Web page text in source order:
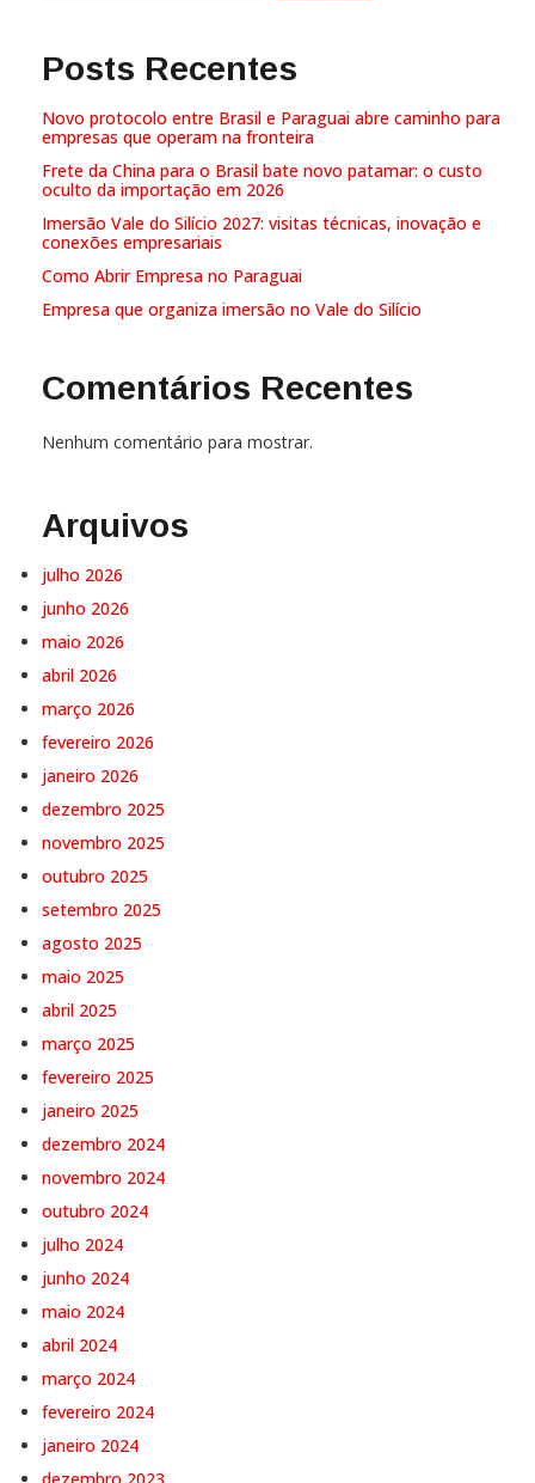
Posts Recentes
Novo protocolo entre Brasil e Paraguai abre caminho para
empresas que operam na fronteira
Frete da China para o Brasil bate novo patamar: o custo
oculto da importação em 2026
Imersão Vale do Silício 2027: visitas técnicas, inovação e
conexões empresariais
Como Abrir Empresa no Paraguai
Empresa que organiza imersão no Vale do Silício
Comentários Recentes
Nenhum comentário para mostrar.
Arquivos
julho 2026
junho 2026
maio 2026
abril 2026
março 2026
fevereiro 2026
janeiro 2026
dezembro 2025
novembro 2025
outubro 2025
setembro 2025
agosto 2025
maio 2025
abril 2025
março 2025
fevereiro 2025
janeiro 2025
dezembro 2024
novembro 2024
outubro 2024
julho 2024
junho 2024
maio 2024
abril 2024
março 2024
fevereiro 2024
janeiro 2024